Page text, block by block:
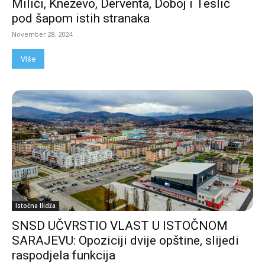
Milići, Kneževo, Derventa, Doboj i Teslić
pod šapom istih stranaka
November 28, 2024
Više
Istočna Ilidža
SNSD UČVRSTIO VLAST U ISTOČNOM
SARAJEVU: Opoziciji dvije opštine, slijedi
raspodjela funkcija